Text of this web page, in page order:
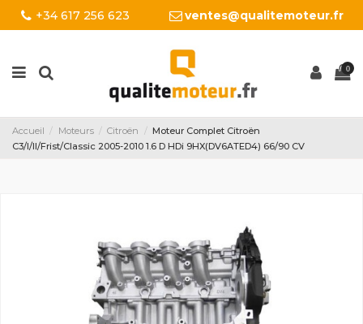
+34 617 256 623 ventes@qualitemoteur.fr
0
Accueil Moteurs Citroën
Moteur Complet Citroën
C3/I/II/Frist/Classic 2005-2010 1.6 D HDi 9HX(DV6ATED4) 66/90 CV